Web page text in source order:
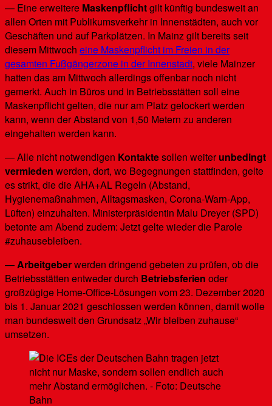
— Eine erweitere Maskenpflichtgilt künftig bundesweit an
allen Orten mit Publikumsverkehr in Innenstädten, auch vor
Geschäften und auf Parkplätzen. In Mainz gilt bereits seit
diesem Mittwoch eine Maskenpflicht im Freien in der
gesamten Fußgängerzone in der Innenstadt, viele Mainzer
hatten das am Mittwoch allerdings offenbar noch nicht
gemerkt. Auch in Büros und in Betriebsstätten soll eine
Maskenpflicht gelten, die nur am Platz gelockert werden
kann, wenn der Abstand von 1,50 Metern zu anderen
eingehalten werden kann.
— Alle nicht notwendigen Kontaktesollen weiterunbedingt
vermieden werden, dort, wo Begegnungen stattfinden, gelte
es strikt, die die AHA+AL Regeln (Abstand,
Hygienemaßnahmen, Alltagsmasken, Corona-Warn-App,
Lüften) einzuhalten. Ministerpräsidentin Malu Dreyer (SPD)
betonte am Abend zudem: Jetzt gelte wieder die Parole
#zuhausebleiben.
—Arbeitgeberwerden dringend gebeten zu prüfen, ob die
Betriebsstätten entweder durch Betriebsferien oder
großzügige Home-Office-Lösungen vom 23. Dezember 2020
bis 1. Januar 2021 geschlossen werden können, damit wolle
man bundesweit den Grundsatz „Wir bleiben zuhause“
umsetzen.